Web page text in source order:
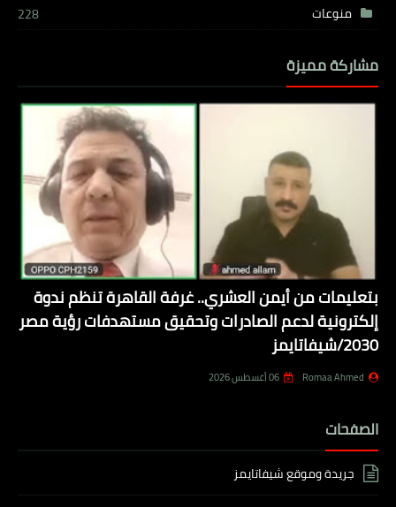
منوعات
228
مشاركة مميزة
بتعليمات من أيمن العشري.. غرفة القاهرة تنظم ندوة
إلكترونية لدعم الصادرات وتحقيق مستهدفات رؤية مصر
2030/شيفاتايمز
Romaa Ahmed 06 أغسطس 2026
الصفحات
جريدة وموقع شيفاتايمز